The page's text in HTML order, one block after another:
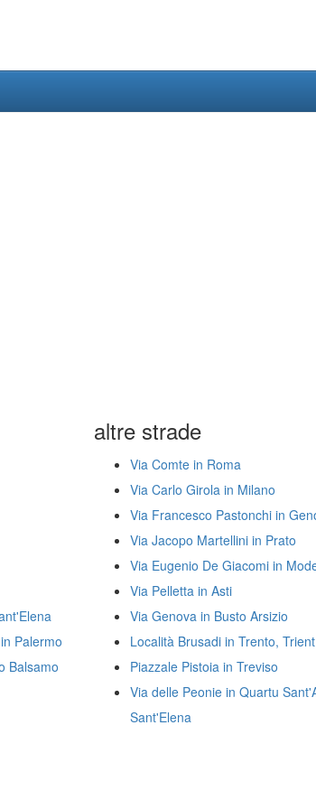
Palermo
Balsamo
altre strade
Via Comte in Roma
Via Carlo Girola in Milano
Via Francesco Pastonchi in
Via Jacopo Martellini in Prato
Via Eugenio De Giacomi in
Via Pelletta in Asti
Via Genova in Busto Arsizio
Località Brusadi in Trento, Trient
Piazzale Pistoia in Treviso
Via delle Peonie in Quartu
Sant'Elena